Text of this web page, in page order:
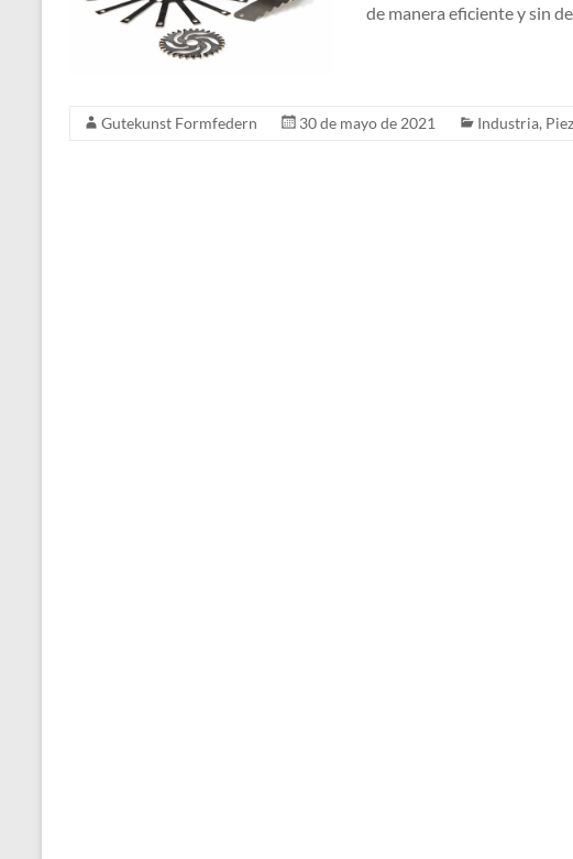
de manera eficiente y sin
Gutekunst Formfedern 30 de mayo de 2021 Industria,